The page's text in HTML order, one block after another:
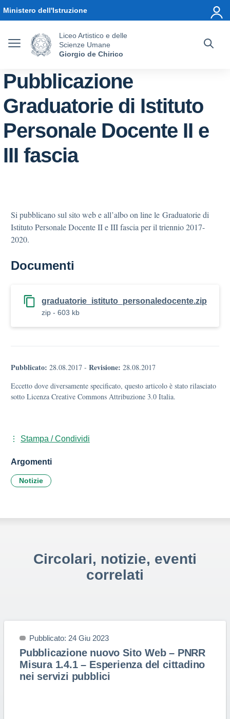
Ministero dell'Istruzione
Liceo Artistico e delle
Scienze Umane
Giorgio de Chirico
Pubblicazione
Graduatorie di Istituto
Personale Docente II e
III fascia
Si pubblicano sul sito web e all’albo on line le Graduatorie di
Istituto Personale Docente II e III fascia per il triennio 2017-
2020.
Documenti
graduatorie_istituto_personaledocente.zip
zip - 603 kb
Pubblicato: 28.08.2017 - Revisione: 28.08.2017
Eccetto dove diversamente specificato, questo articolo è stato rilasciato
sotto Licenza Creative Commons Attribuzione 3.0 Italia.
Stampa / Condividi
Argomenti
Notizie
Circolari, notizie, eventi
correlati
Pubblicato: 24 Giu 2023
Pubblicazione nuovo Sito Web – PNRR
Misura 1.4.1 – Esperienza del cittadino
nei servizi pubblici